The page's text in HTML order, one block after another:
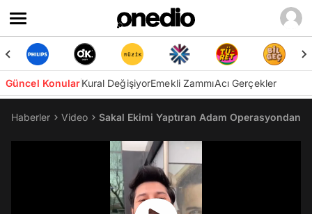
Güncel KonularKural DeğişiyorEmekli ZammıAcı Gerçekler
Haberler Video Sakal Ekimi Yaptıran Adam Operasyondan